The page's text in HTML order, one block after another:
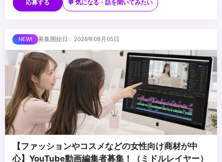
※応募時は、ポートフォリオor制作物のURLのご提出をお願いしま
す
外とさせていただきます
・PhotoshopやIllustratorを用いたデザイン経験がある方
・AfterEffectsの使用経験がある方
■求める人物像
・制作する動画のクオリティに妥協しない方
・自ら仕事を取りに行き、プロフェッショナルとして成長する意欲
のある方
・責任感のある方
・周りのメンバーと協調・協業ができる方
...
応募する 💬 気になる・話を聞いてみたい
募集開始日 : 2026年08月05日
【ファッションやコスメなどの女性向け商材が中
心】YouTube動画編集者募集！（ミドルレイヤー）